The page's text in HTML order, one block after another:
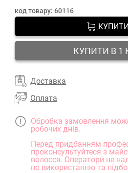
код товару: 60116
КУПИТИ
КУПИТИ В 1
Доставка
Оплата
Обробка замовлення
робочих днів.
Перед придбанням
проконсультуйтеся з
волосся. Оператори не
по використанню та